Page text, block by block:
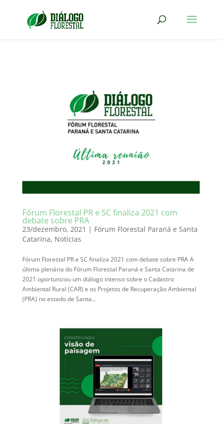
Fórum Florestal PR e SC finaliza 2021 com
debate sobre PRA
23/dezembro, 2021 | Fórum Florestal Paraná e Santa
Catarina, Notícias
Fórum Florestal PR e SC finaliza 2021 com debate sobre PRA A
última plenária do Fórum Florestal Paraná e Santa Catarina de
2021 oportunizou um diálogo intenso sobre o Cadastro
Ambiental Rural (CAR) e os Projetos de Recuperação Ambiental
(PRA) no estado de Santa...